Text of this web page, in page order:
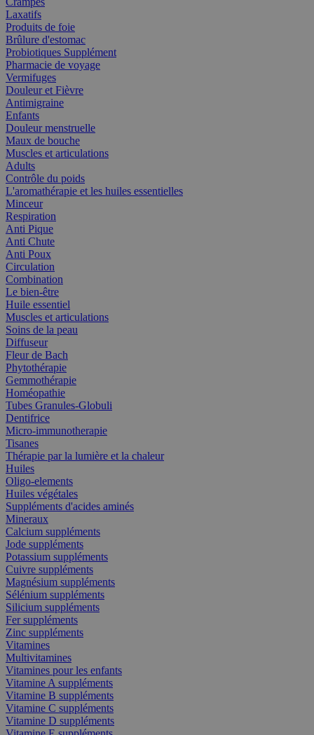
Laxatifs
Produits de foie
Brûlure d'estomac
Probiotiques Supplément
Pharmacie de voyage
Vermifuges
Douleur et Fièvre
Antimigraine
Enfants
Douleur menstruelle
Maux de bouche
Muscles et articulations
Adults
Contrôle du poids
L'aromathérapie et les huiles essentielles
Minceur
Respiration
Anti Pique
Anti Chute
Anti Poux
Circulation
Combination
Le bien-être
Huile essentiel
Muscles et articulations
Soins de la peau
Diffuseur
Fleur de Bach
Phytothérapie
Gemmothérapie
Homéopathie
Tubes Granules-Globuli
Dentifrice
Micro-immunotherapie
Tisanes
Thérapie par la lumière et la chaleur
Huiles
Oligo-elements
Huiles végétales
Suppléments d'acides aminés
Mineraux
Calcium suppléments
Jode suppléments
Potassium suppléments
Cuivre suppléments
Magnésium suppléments
Sélénium suppléments
Silicium suppléments
Fer suppléments
Zinc suppléments
Vitamines
Multivitamines
Vitamines pour les enfants
Vitamine A suppléments
Vitamine B suppléments
Vitamine C suppléments
Vitamine D suppléments